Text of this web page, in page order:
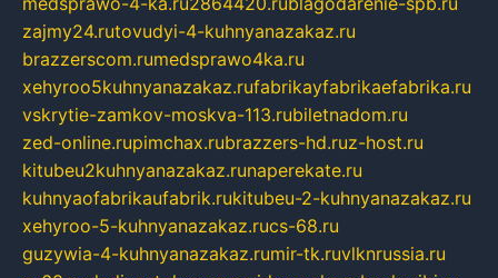
zajmy24.rutovudyi-4-kuhnyanazakaz.ru
brazzerscom.rumedsprawo4ka.ru
xehyroo5kuhnyanazakaz.rufabrikayfabrikaefabrika.ru
vskrytie-zamkov-moskva-113.rubiletnadom.ru
zed-online.rupimchax.rubrazzers-hd.ruz-host.ru
kitubeu2kuhnyanazakaz.runaperekate.ru
kuhnyaofabrikaufabrik.rukitubeu-2-kuhnyanazakaz.ru
xehyroo-5-kuhnyanazakaz.rucs-68.ru
guzywia-4-kuhnyanazakaz.rumir-tk.ruvlknrussia.ru